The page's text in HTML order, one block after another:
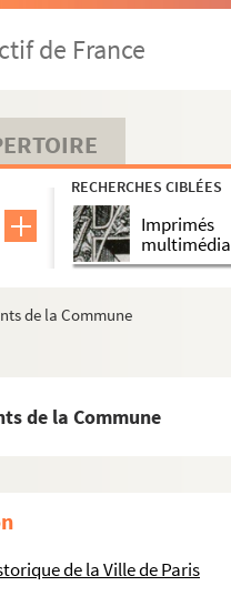
de France
RECHERCHES CIBLÉES
Imprimés
multimédia
de la Commune
de la Commune
de la Ville de Paris